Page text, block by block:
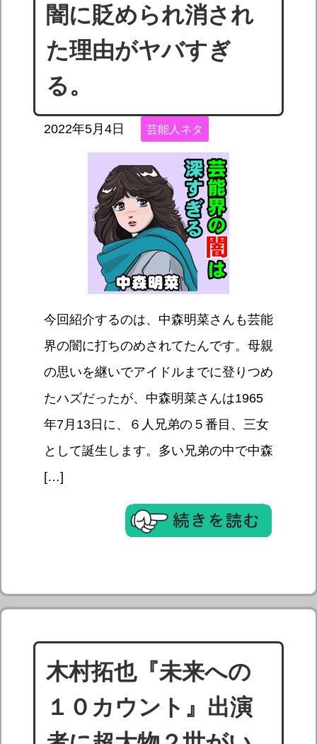
闇に貶められ消され
た理由がヤバすぎ
る。
2022年5月4日 芸能人ネタ
今回紹介するのは、中森明菜さんも芸能
界の闇に打ちのめされてたんです。母親
の思いを継いでアイドルまでに登りつめ
たハズだったが、中森明菜さんは1965
年7月13日に、６人兄弟の５番目、三女
として誕生します。多い兄弟の中で中森
[…]
木村拓也『未来への
１０カウント』出演